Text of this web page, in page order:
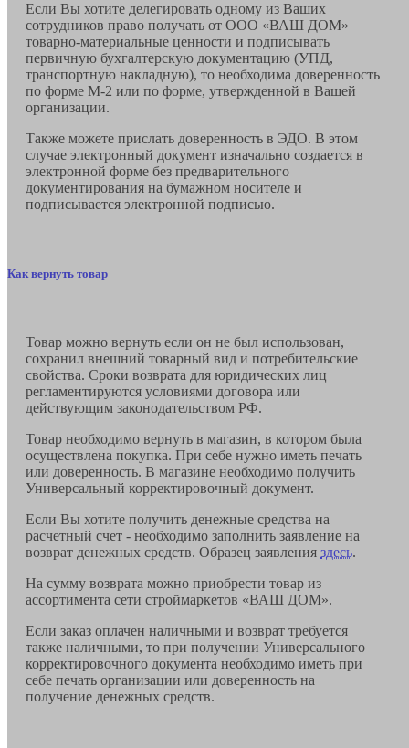
Если Вы хотите делегировать одному из Ваших
сотрудников право получать от ООО «ВАШ ДОМ»
товарно-материальные ценности и подписывать
первичную бухгалтерскую документацию (УПД,
транспортную накладную), то необходима доверенность
по форме М-2 или по форме, утвержденной в Вашей
организации.
Также можете прислать доверенность в ЭДО. В этом
случае электронный документ изначально создается в
электронной форме без предварительного
документирования на бумажном носителе и
подписывается электронной подписью.
Как вернуть товар
Товар можно вернуть если он не был использован,
сохранил внешний товарный вид и потребительские
свойства. Сроки возврата для юридических лиц
регламентируются условиями договора или
действующим законодательством РФ.
Товар необходимо вернуть в магазин, в котором была
осуществлена покупка. При себе нужно иметь печать
или доверенность. В магазине необходимо получить
Универсальный корректировочный документ.
Если Вы хотите получить денежные средства на
расчетный счет - необходимо заполнить заявление на
возврат денежных средств. Образец заявления здесь.
На сумму возврата можно приобрести товар из
ассортимента сети строймаркетов «ВАШ ДОМ».
Если заказ оплачен наличными и возврат требуется
также наличными, то при получении Универсального
корректировочного документа необходимо иметь при
себе печать организации или доверенность на
получение денежных средств.